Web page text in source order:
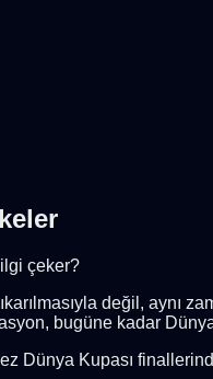
çeker?
değil, aynı
bugüne kadar
Dünya Kupası